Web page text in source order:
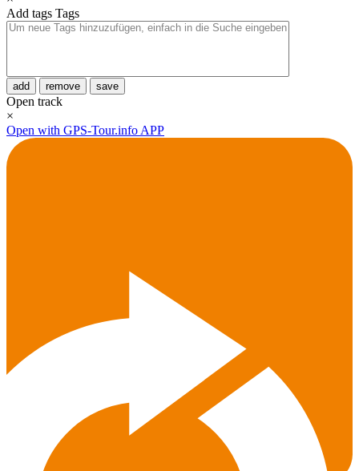
Add tags Tags
add remove save
Open track
×
Open with GPS-Tour.info APP